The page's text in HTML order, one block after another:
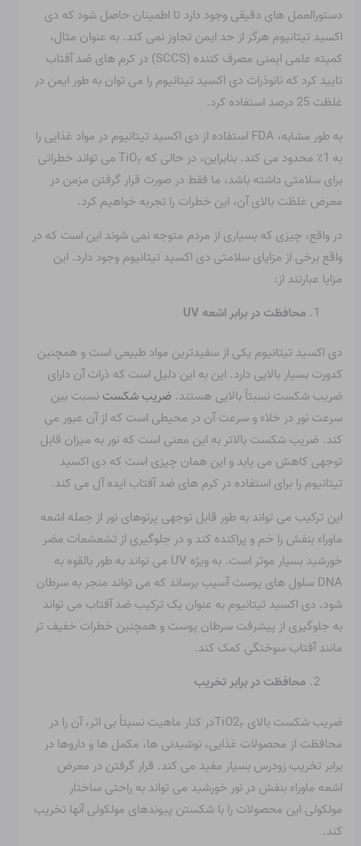
دستورالعمل های دقیقی وجود دارد تا اطمینان حاصل شود که دی
اکسید تیتانیوم هرگز از حد ایمن تجاوز نمی کند. به عنوان مثال،
کمیته علمی ایمنی مصرف کننده (SCCS) در کرم های ضد آفتاب
تایید کرد که نانوذرات دی اکسید تیتانیوم را می توان به طور ایمن در
غلظت 25 درصد استفاده کرد.
به طور مشابه، FDA استفاده از دی اکسید تیتانیوم در مواد غذایی را
به 1٪ محدود می کند. بنابراین، در حالی که TiO
۲
می تواند خطراتی
برای سلامتی داشته باشد، ما فقط در صورت قرار گرفتن مزمن در
معرض غلظت بالای آن، این خطرات را تجربه خواهیم کرد.
در واقع، چیزی که بسیاری از مردم متوجه نمی شوند این است که در
واقع برخی از مزایای سلامتی دی اکسید تیتانیوم وجود دارد. این
مزایا عبارتند از:
محافظت در برابر اشعه UV
دی اکسید تیتانیوم یکی از سفیدترین مواد طبیعی است و همچنین
کدورت بسیار بالایی دارد. این به این دلیل است که ذرات آن دارای
ضریب شکست نسبتاً بالایی هستند.ضریب شکست نسبت بین
سرعت نور در خلاء و سرعت آن در محیطی است که از آن عبور می
کند. ضریب شکست بالاتر به این معنی است که نور به میزان قابل
توجهی کاهش می یابد و این همان چیزی است که دی اکسید
تیتانیوم را برای استفاده در کرم های ضد آفتاب ایده آل می کند.
این ترکیب می تواند به طور قابل توجهی پرتوهای نور از جمله اشعه
ماوراء بنفش را خم و پراکنده کند و در جلوگیری از تشعشعات مضر
خورشید بسیار موثر است. به ویژه UV می تواند به طور بالقوه به
DNA سلول های پوست آسیب برساند که می تواند منجر به سرطان
شود. دی اکسید تیتانیوم به عنوان یک ترکیب ضد آفتاب می تواند
به جلوگیری از پیشرفت سرطان پوست و همچنین خطرات خفیف تر
مانند آفتاب سوختگی کمک کند.
محافظت در برابر تخریب
ضریب شکست بالای TiO2 ۲
در کنار ماهیت نسبتاً بی اثر، آن را در
محافظت از محصولات غذایی، نوشیدنی ها، مکمل ها و داروها در
برابر تخریب زودرس بسیار مفید می کند. قرار گرفتن در معرض
اشعه ماوراء بنفش در نور خورشید می تواند به راحتی ساختار
مولکولی این محصولات را با شکستن پیوندهای مولکولی آنها تخریب
کند.